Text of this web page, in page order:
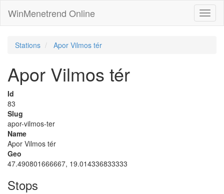
WinMenetrend Online
Stations Apor Vilmos tér
Apor Vilmos tér
Id
83
Slug
apor-vilmos-ter
Name
Apor Vilmos tér
Geo
47.490801666667, 19.014336833333
Stops